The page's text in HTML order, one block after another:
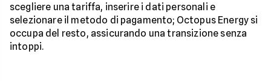
scegliere una tariffa, inserire i dati personali e
selezionare il metodo di pagamento; Octopus Energy si
occupa del resto, assicurando una transizione senza
intoppi.